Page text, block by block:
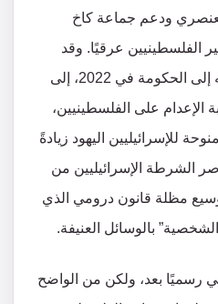
العنصري ودعم جماعة كاخ
الفلسطينيين عرقيًا. وقد
انبرى بن غفير، منذ انضمامه إلى الحكومة في 2022، إلى
على الفلسطينيين،
للإسرائيليين اليهود زيادةً
الشرطة الإسرائيليين من
مظلة قانون درومي الذي
بالوسائل العنيفة.
رسميًا بعد، ولكن من الواضح